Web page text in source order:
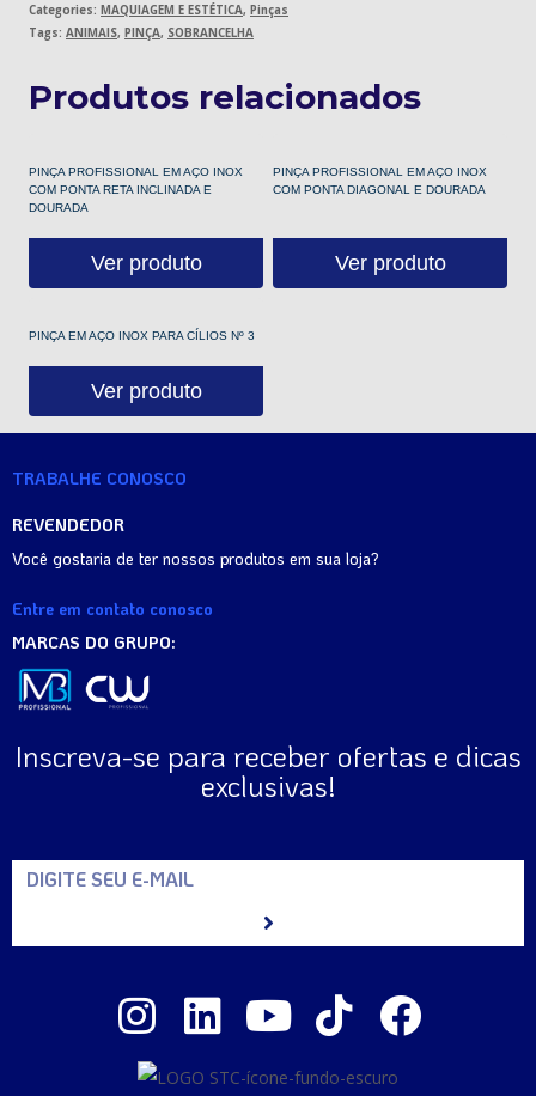
Categories: MAQUIAGEM E ESTÉTICA, Pinças
Tags: ANIMAIS, PINÇA, SOBRANCELHA
Produtos relacionados
PINÇA PROFISSIONAL EM AÇO INOX
COM PONTA RETA INCLINADA E
DOURADA
Ver produto
PINÇA PROFISSIONAL EM AÇO INOX
COM PONTA DIAGONAL E DOURADA
Ver produto
PINÇA EM AÇO INOX PARA CÍLIOS Nº 3
Ver produto
TRABALHE CONOSCO
REVENDEDOR
Você gostaria de ter nossos produtos em sua loja?
Entre em contato conosco
MARCAS DO GRUPO:
Inscreva-se para receber ofertas e dicas
exclusivas!